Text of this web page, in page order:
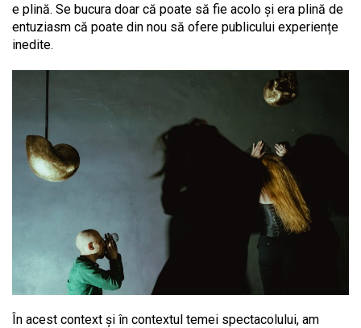
e plină. Se bucura doar că poate să fie acolo și era plină de
entuziasm că poate din nou să ofere publicului experiențe
inedite.
În acest context și în contextul temei spectacolului, am